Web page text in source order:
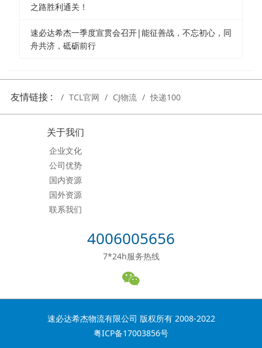
之路胜利通关！
速必达希杰一季度宣贯会召开|能征善战，不忘初心，同
舟共济，砥砺前行
友情链接 : TCL官网 CJ物流 快递100
关于我们
企业文化
公司优势
国内资源
国外资源
联系我们
4006005656
7*24h服务热线
速必达希杰物流有限公司 版权所有 2008-2022
粤ICP备17003856号